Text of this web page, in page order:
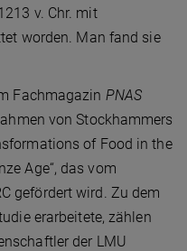
v. Chr. mit
worden. Man fand sie
Fachmagazin PNAS
von Stockhammers
of Food in the
Age“, das vom
gefördert wird. Zu dem
erarbeitete, zählen
der LMU